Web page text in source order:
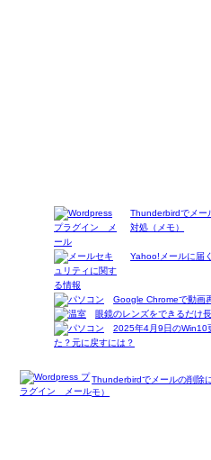
Thunderbirdでメー
対処（メモ）
Yahoo!メールに届
Google Chromeで動画
眼鏡のレンズをできるだけ
2025年4月9日のWin10
た？元に戻すには？
Thunderbirdでメールの削除
モ）